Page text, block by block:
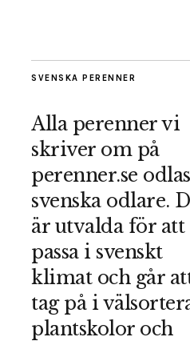
SVENSKA PERENNER
Alla perenner vi
skriver om på
perenner.se
svenska odlare.
är utvalda för att
passa i svenskt
klimat och går
tag på i
plantskolor och